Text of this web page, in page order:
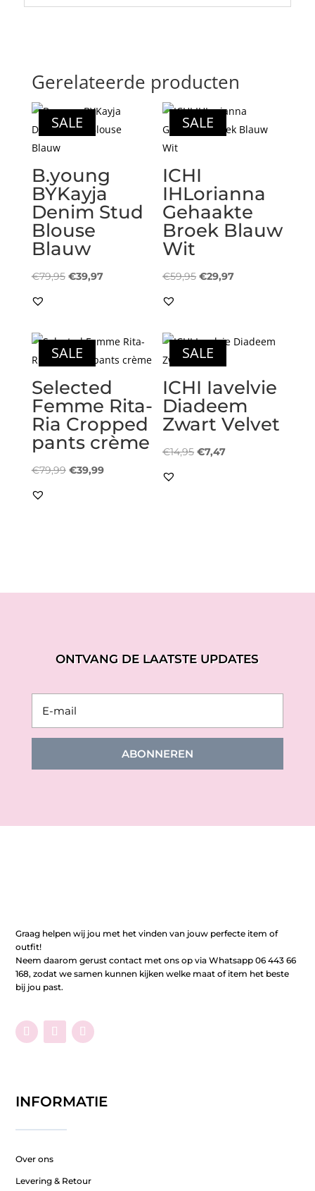
Gerelateerde producten
SALE
B.young
BYKayja
Denim Stud
Blouse
Blauw
€79,95 Oorspronkelijke
€39,97Huidige
SALE
ICHI
IHLorianna
Gehaakte
Broek Blauw
Wit
€59,95 Oorspronkelijke
€29,97Huidige
SALE
Selected
Femme Rita-
Ria Cropped
pants crème
€79,99 Oorspronkelijke
€39,99Huidige
SALE
ICHI Iavelvie
Diadeem
Zwart Velvet
€14,95 Oorspronkelijke
€7,47Huidige
ONTVANG DE LAATSTE UPDATES
ABONNEREN
Graag helpen wij jou met het vinden van jouw perfecte item of
outfit!
Neem daarom gerust contact met ons op via Whatsapp 06 443 66
168, zodat we samen kunnen kijken welke maat of item het beste
bij jou past.
INFORMATIE
Over ons
Levering & Retour